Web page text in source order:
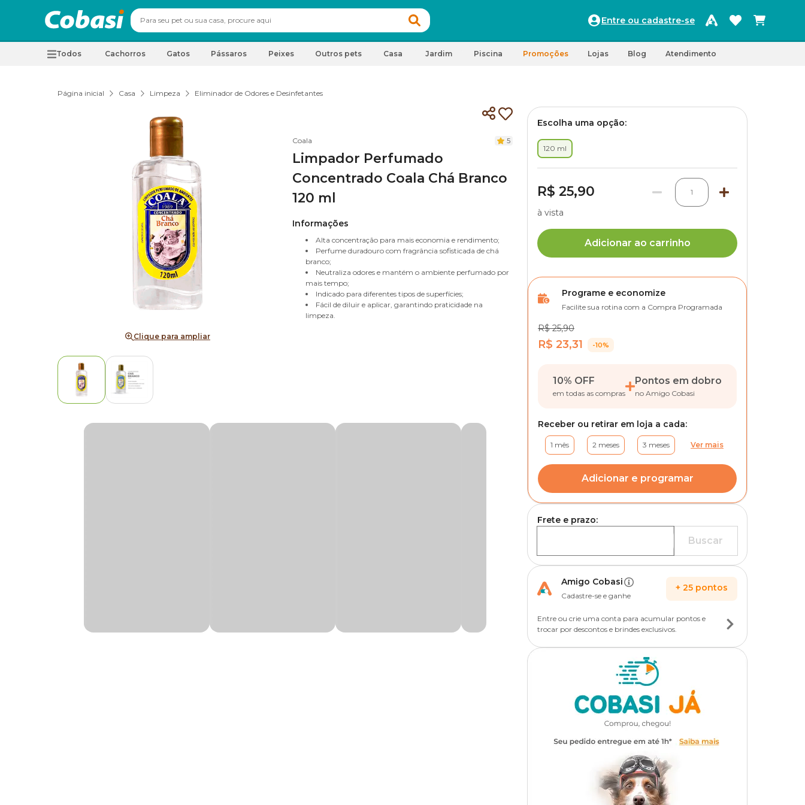
Entre ou cadastre-se
Todos Cachorros Gatos Pássaros Peixes Outros pets Casa Jardim Piscina Promoções Lojas Blog Atendimento
Página inicial Casa Limpeza Eliminador de Odores e Desinfetantes
Clique para ampliar
Coala 5
Limpador Perfumado
Concentrado Coala Chá Branco
120 ml
Informações
Alta concentração para mais economia e rendimento;
Perfume duradouro com fragrância sofisticada de chá
branco;
Neutraliza odores e mantém o ambiente perfumado por
mais tempo;
Indicado para diferentes tipos de superfícies;
Fácil de diluir e aplicar, garantindo praticidade na
limpeza.
Escolha uma opção:
120 ml
R$ 25,90 1
à vista
Adicionar ao carrinho
Programe e economize
Facilite sua rotina com a Compra Programada
R$ 25,90
R$ 23,31 -10%
10% OFF
em todas as compras
Pontos em dobro
no Amigo Cobasi
Receber ou retirar em loja a cada:
1 mês 2 meses 3 meses Ver mais
Adicionar e programar
Frete e prazo:
Buscar
Amigo Cobasi
Cadastre-se e ganhe
+ 25 pontos
Entre ou crie uma conta para acumular pontos e
trocar por descontos e brindes exclusivos.